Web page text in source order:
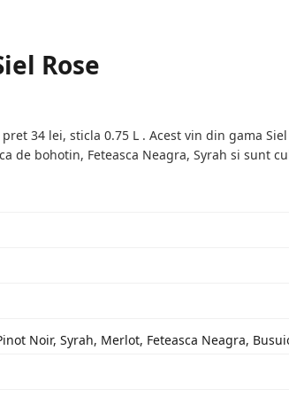
Rose
pret 34 lei, sticla 0.75 L . Acest vin din gama
de bohotin, Feteasca Neagra, Syrah si sunt
Noir, Syrah, Merlot, Feteasca Neagra,